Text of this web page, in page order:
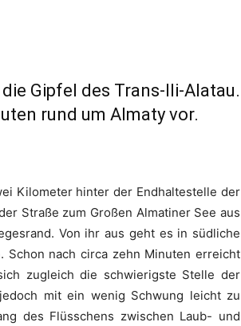
Gipfel des Trans-Ili-Alatau.
rund um Almaty vor.
Kilometer hinter der Endhaltestelle der
Straße zum Großen Almatiner See aus
Von ihr aus geht es in südliche
Schon nach circa zehn Minuten erreicht
zugleich die schwierigste Stelle der
mit ein wenig Schwung leicht zu
des Flüsschens zwischen Laub- und